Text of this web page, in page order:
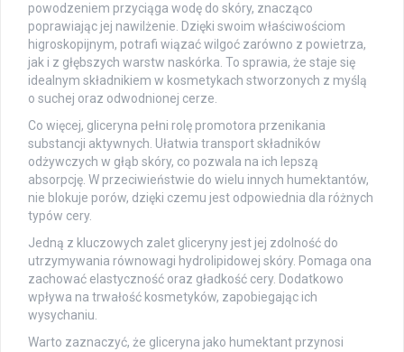
powodzeniem przyciąga wodę do skóry, znacząco
poprawiając jej nawilżenie. Dzięki swoim właściwościom
higroskopijnym, potrafi wiązać wilgoć zarówno z powietrza,
jak i z głębszych warstw naskórka. To sprawia, że staje się
idealnym składnikiem w kosmetykach stworzonych z myślą
o suchej oraz odwodnionej cerze.
Co więcej, gliceryna pełni rolę promotora przenikania
substancji aktywnych. Ułatwia transport składników
odżywczych w głąb skóry, co pozwala na ich lepszą
absorpcję. W przeciwieństwie do wielu innych humektantów,
nie blokuje porów, dzięki czemu jest odpowiednia dla różnych
typów cery.
Jedną z kluczowych zalet gliceryny jest jej zdolność do
utrzymywania równowagi hydrolipidowej skóry. Pomaga ona
zachować elastyczność oraz gładkość cery. Dodatkowo
wpływa na trwałość kosmetyków, zapobiegając ich
wysychaniu.
Warto zaznaczyć, że gliceryna jako humektant przynosi